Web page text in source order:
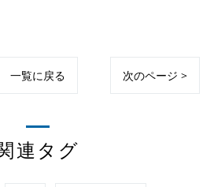
一覧に戻る 次のページ >
連タグ